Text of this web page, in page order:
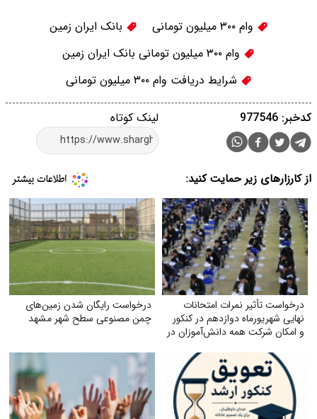
وام ۳۰۰ میلیون تومانی
بانک ایران زمین
وام ۳۰۰ میلیون تومانی بانک ایران زمین
شرایط دریافت وام ۳۰۰ میلیون تومانی
لینک کوتاه کدخبر: 977546
از کارزارهای زیر حمایت کنید:
درخواست تأثیر نمرات امتحانات
نهایی شهریورماه دوازدهم در کنکور
و امکان شرکت همه دانش‌آموزان در
درخواست رایگان شدن زمین‌های
چمن مصنوعی سطح شهر مشهد